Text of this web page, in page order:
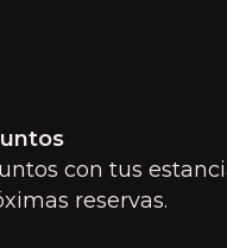
con tus
reservas.